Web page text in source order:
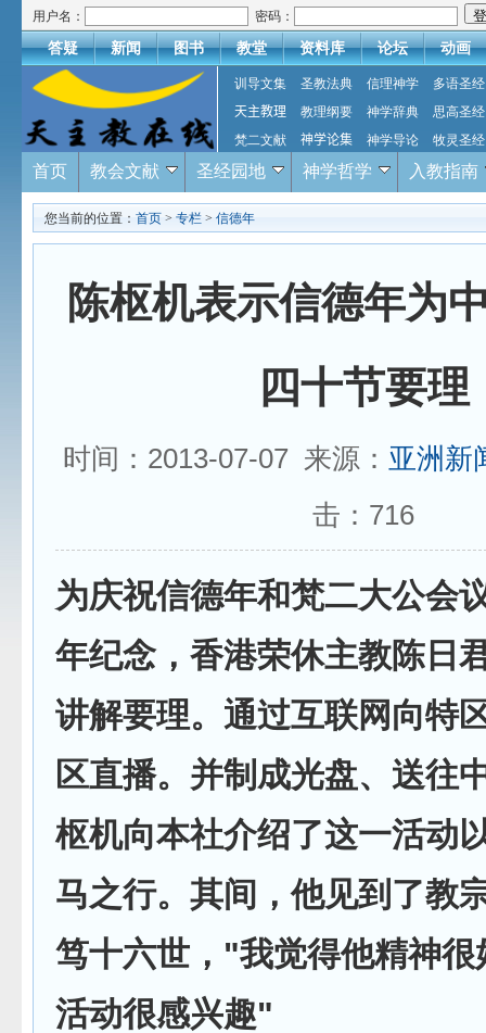
用户名： 密码：
答疑 新闻 图书 教堂 资料库 论坛 动画
训导文集 圣教法典 信理神学
多语圣经
天主教理
教理纲要 神学辞典
思高圣经
梵二文献
神学论集 神学导论 牧灵圣经
首页 教会文献 圣经园地 神学哲学 入教指南
您当前的位置： 首页 > 专栏 > 信德年
陈枢机表示信德年为
四十节要理
时间：2013-07-07 来源： 亚洲新
击： 716
为庆祝信德年和梵二大公会
年纪念，香港荣休主教陈日
讲解要理。通过互联网向特
区直播。并制成光盘、送往
枢机向本社介绍了这一活动
马之行。其间，他见到了教
笃十六世，"我觉得他精神很
活动很感兴趣"